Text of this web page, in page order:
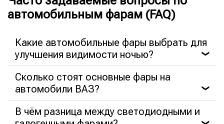
автомобильным фарам (FAQ)
Какие автомобильные фары выбрать для
улучшения видимости ночью?
❯
Сколько стоят основные фары на
автомобили ВАЗ?
❯
В чём разница между светодиодными и
❯